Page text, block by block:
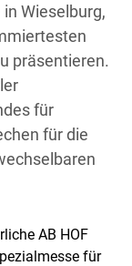
Wieselburg,
präsentieren.
für
für die
AB HOF
für